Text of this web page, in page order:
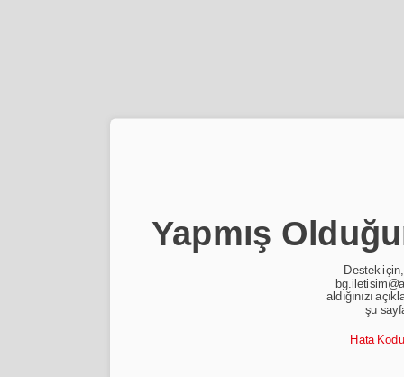
Yapmış
Destek
aldığınızı
şu
Hata